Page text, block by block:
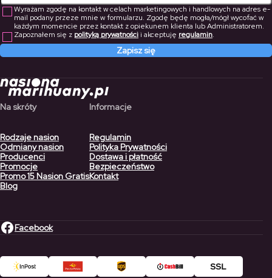
Wyrażam zgodę na kontakt w celach marketingowych i handlowych na adres e-
mail podany przeze mnie w formularzu. Zgodę będę mogła/mógł wycofać w
każdym momencie przez kontakt z opiekunem klienta lub Administratorem.
Zapoznałem się z polityką prywatnościi akceptuję regulamin.
Zapisz się
Na skróty
Rodzaje nasion
Odmiany nasion
Producenci
Promocje
Promo 15 Nasion Gratis
Blog
Informacje
Regulamin
Polityka Prywatności
Dostawa i płatność
Bezpieczeństwo
Kontakt
Facebook